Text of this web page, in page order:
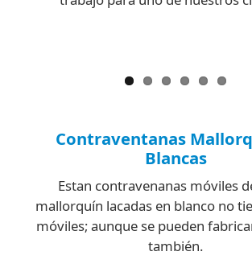
Contraventanas
Blancas
Estan contravenanas móviles
mallorquín lacadas en blanco no
móviles; aunque se pueden
también.